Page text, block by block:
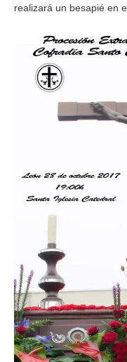
realizará un besapié en